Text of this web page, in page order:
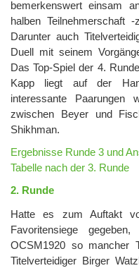
bemerkenswert einsam
halben Teilnehmerschaft
Darunter auch
Duell mit seinem
Das Top-Spiel der 4.
Kapp liegt auf der
interessante Paarungen
zwischen Beyer und
Shikhman.
Ergebnisse Runde 3 und
Tabelle nach der 3. Runde
2. Runde
Hatte es zum Auftakt
Favoritensiege
OCSM1920 so mancher
Titelverteidiger Birger